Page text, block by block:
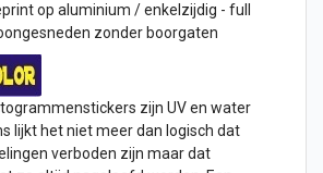
op aluminium / enkelzijdig - full
zonder boorgaten
zijn UV en water
lijkt het niet meer dan logisch dat
verboden zijn maar dat